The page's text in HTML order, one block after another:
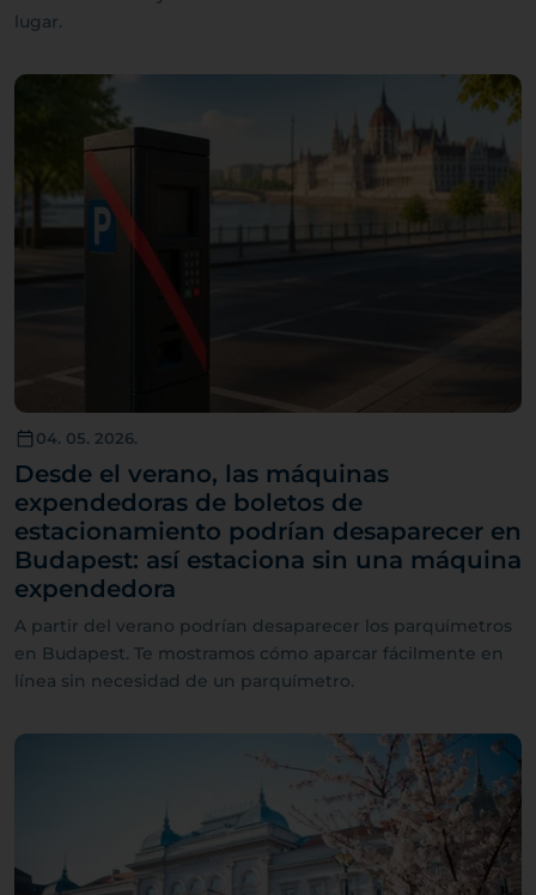
lugar.
04. 05. 2026.
Desde el verano, las máquinas
expendedoras de boletos de
estacionamiento podrían desaparecer en
Budapest: así estaciona sin una máquina
expendedora
A partir del verano podrían desaparecer los parquímetros
en Budapest. Te mostramos cómo aparcar fácilmente en
línea sin necesidad de un parquímetro.